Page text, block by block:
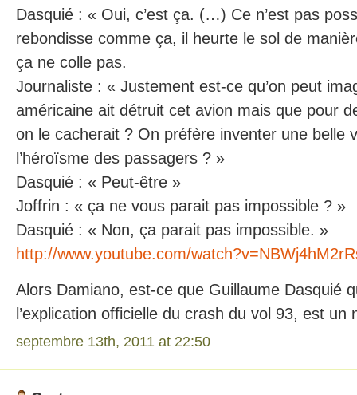
Dasquié : « Oui, c’est ça. (…) Ce n’est pas
rebondisse comme ça, il heurte le sol de
ça ne colle pas.
Journaliste : « Justement est-ce qu’on peut
américaine ait détruit cet avion mais que pour
on le cacherait ? On préfère inventer une belle
l’héroïsme des passagers ? »
Dasquié : « Peut-être »
Joffrin : « ça ne vous parait pas impossible ? »
Dasquié : « Non, ça parait pas impossible. »
http://www.youtube.com/
Alors Damiano, est-ce que Guillaume Dasquié
l’explication officielle du crash du vol 93, est un
septembre 13th, 2011 at 22:50